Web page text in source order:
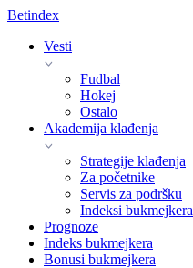
Betindex
Vesti
Fudbal
Hokej
Ostalo
Akademija klađenja
Strategije klađenja
Za početnike
Servis za podršku
Indeksi bukmejkera
Prognoze
Indeks bukmejkera
Bonusi bukmejkera